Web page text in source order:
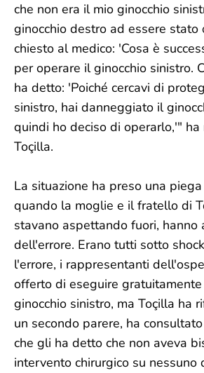
che non era il mio ginocchio
ginocchio destro ad essere stato
chiesto al medico: 'Cosa è
per operare il ginocchio sinistro.
ha detto: 'Poiché cercavi di
sinistro, hai danneggiato il
quindi ho deciso di operarlo,'" ha
Toçilla.
La situazione ha preso una
quando la moglie e il fratello di
stavano aspettando fuori, hanno
dell'errore. Erano tutti sotto
l'errore, i rappresentanti
offerto di eseguire
ginocchio sinistro, ma Toçilla ha
un secondo parere, ha
che gli ha detto che non aveva
intervento chirurgico su nessuno